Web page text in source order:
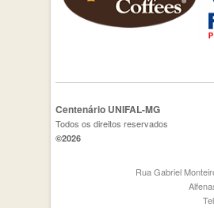
Centenário UNIFAL-MG
Todos os direitos reservados
©2026
Rua Gabriel